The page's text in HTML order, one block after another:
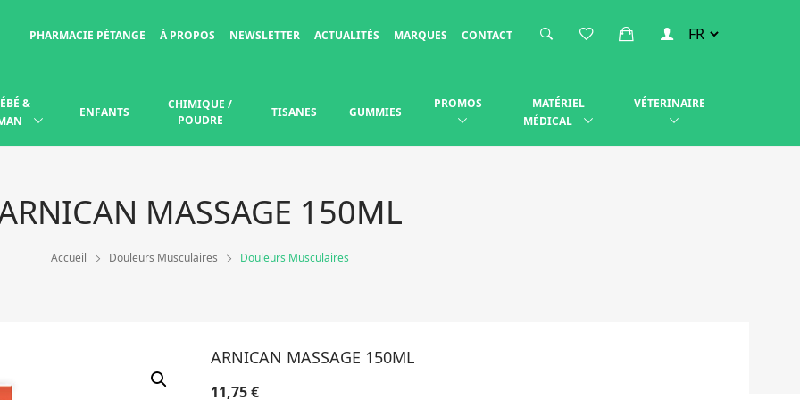
PHARMACIE PÉTANGE À PROPOS NEWSLETTER ACTUALITÉS MARQUES CONTACT
&
ENFANTS
CHIMIQUE /
POUDRE
TISANES GUMMIES
PROMOS
MATÉRIEL
MÉDICAL
VÉTERINAIRE
MASSAGE 150ML
Accueil Douleurs Musculaires Douleurs Musculaires
ARNICAN MASSAGE 150ML
11,75€